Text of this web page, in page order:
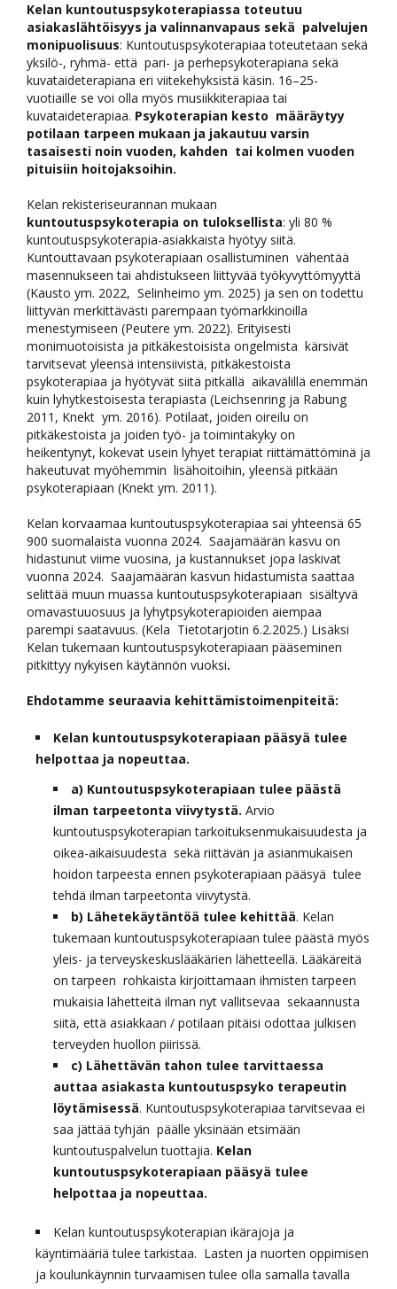
Kelan kuntoutuspsykoterapiassa toteutuu
asiakaslähtöisyys ja valinnanvapaus sekä palvelujen
monipuolisuus: Kuntoutuspsykoterapiaa toteutetaan sekä
yksilö-, ryhmä- että pari- ja perhepsykoterapiana sekä
kuvataideterapiana eri viitekehyksistä käsin. 16–25-
vuotiaille se voi olla myös musiikkiterapiaa tai
kuvataideterapiaa. Psykoterapian kesto määräytyy
potilaan tarpeen mukaan ja jakautuu varsin
tasaisesti noin vuoden, kahden tai kolmen vuoden
pituisiin hoitojaksoihin.
Kelan rekisteriseurannan mukaan
kuntoutuspsykoterapia on tuloksellista: yli 80 %
kuntoutuspsykoterapia-asiakkaista hyötyy siitä.
Kuntouttavaan psykoterapiaan osallistuminen vähentää
masennukseen tai ahdistukseen liittyvää työkyvyttömyyttä
(Kausto ym. 2022, Selinheimo ym. 2025) ja sen on todettu
liittyvän merkittävästi parempaan työmarkkinoilla
menestymiseen (Peutere ym. 2022). Erityisesti
monimuotoisista ja pitkäkestoisista ongelmista kärsivät
tarvitsevat yleensä intensiivistä, pitkäkestoista
psykoterapiaa ja hyötyvät siitä pitkällä aikavälillä enemmän
kuin lyhytkestoisesta terapiasta (Leichsenring ja Rabung
2011, Knekt ym. 2016). Potilaat, joiden oireilu on
pitkäkestoista ja joiden työ- ja toimintakyky on
heikentynyt, kokevat usein lyhyet terapiat riittämättöminä ja
hakeutuvat myöhemmin lisähoitoihin, yleensä pitkään
psykoterapiaan (Knekt ym. 2011).
Kelan korvaamaa kuntoutuspsykoterapiaa sai yhteensä 65
900 suomalaista vuonna 2024. Saajamäärän kasvu on
hidastunut viime vuosina, ja kustannukset jopa laskivat
vuonna 2024. Saajamäärän kasvun hidastumista saattaa
selittää muun muassa kuntoutuspsykoterapiaan sisältyvä
omavastuuosuus ja lyhytpsykoterapioiden aiempaa
parempi saatavuus. (Kela Tietotarjotin 6.2.2025.) Lisäksi
Kelan tukemaan kuntoutuspsykoterapiaan pääseminen
pitkittyy nykyisen käytännön vuoksi.
Ehdotamme seuraavia kehittämistoimenpiteitä:
Kelan kuntoutuspsykoterapiaan pääsyä tulee
helpottaa ja nopeuttaa.
a) Kuntoutuspsykoterapiaan tulee päästä
ilman tarpeetonta viivytystä. Arvio
kuntoutuspsykoterapian tarkoituksenmukaisuudesta ja
oikea-aikaisuudesta sekä riittävän ja asianmukaisen
hoidon tarpeesta ennen psykoterapiaan pääsyä tulee
tehdä ilman tarpeetonta viivytystä.
b) Lähetekäytäntöä tulee kehittää. Kelan
tukemaan kuntoutuspsykoterapiaan tulee päästä myös
yleis- ja terveyskeskuslääkärien lähetteellä. Lääkäreitä
on tarpeen rohkaista kirjoittamaan ihmisten tarpeen
mukaisia lähetteitä ilman nyt vallitsevaa sekaannusta
siitä, että asiakkaan / potilaan pitäisi odottaa julkisen
terveyden huollon piirissä.
c) Lähettävän tahon tulee tarvittaessa
auttaa asiakasta kuntoutuspsyko terapeutin
löytämisessä. Kuntoutuspsykoterapiaa tarvitsevaa ei
saa jättää tyhjän päälle yksinään etsimään
kuntoutuspalvelun tuottajia. Kelan
kuntoutuspsykoterapiaan pääsyä tulee
helpottaa ja nopeuttaa.
Kelan kuntoutuspsykoterapian ikärajoja ja
käyntimääriä tulee tarkistaa. Lasten ja nuorten oppimisen
ja koulunkäynnin turvaamisen tulee olla samalla tavalla